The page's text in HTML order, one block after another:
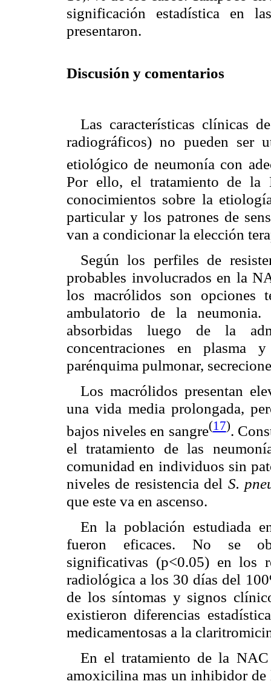
significación estadística en
presentaron.
Discusión y comentarios
Las características clínicas
radiográficos) no pueden ser
etiológico de neumonía con
Por ello, el tratamiento de la
conocimientos sobre la
particular y los patrones de
van a condicionar la elección
Según los perfiles de
probables involucrados en la
los macrólidos son opciones
ambulatorio de la neumonia.
absorbidas luego de la
concentraciones en plasma
parénquima pulmonar,
Los macrólidos presentan
una vida media prolongada,
bajos niveles en sangre(17).
el tratamiento de las
comunidad en individuos sin
niveles de resistencia del S.
que este va en ascenso.
En la población estudiada
fueron eficaces. No se
significativas (p<0.05) en los
radiológica a los 30 días del
de los síntomas y signos
existieron diferencias
medicamentosas a la
En el tratamiento de la
amoxicilina mas un inhibidor de